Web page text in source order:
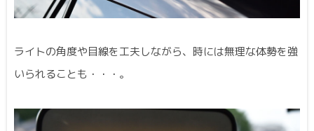
ライトの角度や目線を工夫しながら、時には無理な体勢を強
いられることも・・・。